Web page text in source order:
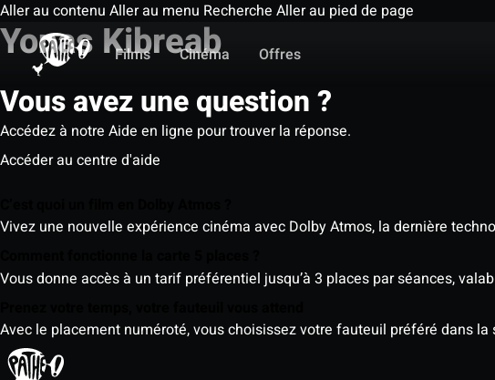
Aller au contenu Aller au menu Recherche Aller au pied de page
Films
Cinéma Offres
Yonas Kibreab
Vous avez une question ?
Accédez à notre Aide en ligne pour trouver la réponse.
Accéder au centre d'aide
Vivez une nouvelle expérience cinéma avec Dolby Atmos, la dernière
Vous donne accès à un tarif préférentiel jusqu’à 3 places par séances,
Avec le placement numéroté, vous choisissez votre fauteuil préféré dans